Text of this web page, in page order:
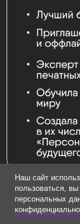
Наш сайт
пользоваться,
персональных